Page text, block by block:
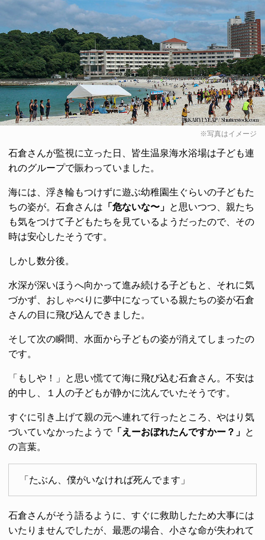
※写真はイメージ
石倉さんが監視に立った日、皆生温泉海水浴場は子ども連
れのグループで賑わっていました。
海には、浮き輪もつけずに遊ぶ幼稚園生ぐらいの子どもた
ちの姿が。石倉さんは 「危ないな〜」 と思いつつ、親たち
も気をつけて子どもたちを見ているようだったので、その
時は安心したそうです。
しかし数分後。
水深が深いほうへ向かって進み続ける子どもと、それに気
づかず、おしゃべりに夢中になっている親たちの姿が石倉
さんの目に飛び込んできました。
そして次の瞬間、水面から子どもの姿が消えてしまったの
です。
「もしや！」と思い慌てて海に飛び込む石倉さん。不安は
的中し、１人の子どもが静かに沈んでいたそうです。
すぐに引き上げて親の元へ連れて行ったところ、やはり気
づいていなかったようで「えーおぼれたんですかー？」 と
の言葉。
「たぶん、僕がいなければ死んでます」
石倉さんがそう語るように、すぐに救助したため大事には
いたりませんでしたが、最悪の場合、小さな命が失われて